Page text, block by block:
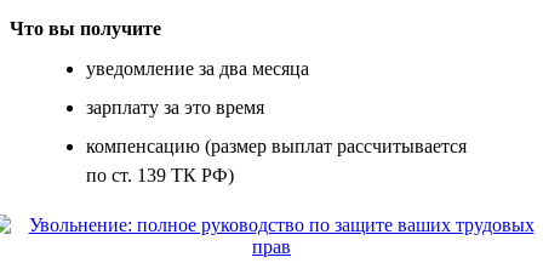
Что вы получите
уведомление за два месяца
зарплату за это время
компенсацию (размер выплат рассчитывается
по ст. 139 ТК РФ)